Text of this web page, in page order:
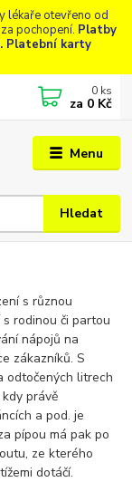
lékaře otevřeno od
pochopení. Platby
Platební karty
Menu
Hledat
0 ks
za 0 Kč
s různou
rodinou či partou
nápojů na
zákazníků. S
odtočených litrech
právě
a pod. je
pípou má pak po
ze kterého
dotáčí.